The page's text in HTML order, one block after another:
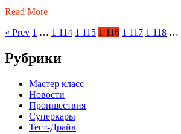
Read More
« Prev 1 … 1 114 1 115 1 116 1 117 1 118 …
Рубрики
Мастер класс
Новости
Проишествия
Суперкары
Тест-Драйв